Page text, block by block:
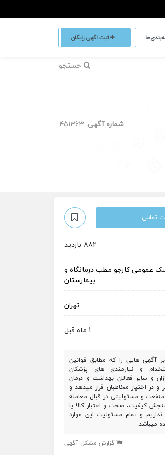
ثبت اگهی رایگان
جستجو
شماره آگهی: 451363
تماس
882 بازدید
عمومیکارجو مطبدرمانگاه و
بیمارستان
تهران
1 ماه قبل
آگهی هایی را که مطابق قوانین
و نیازمندی های پزشکان
و سایر فعالان بهداشت و درمان
در اختیار مخاطبان قرار میدهد و
و مسئولیتی در قبال معامله
کیفیت، صحت و اعتبار کالا یا
و تمام مسئولیت این موارد
میباشد.
گزارش مشکل آگهی